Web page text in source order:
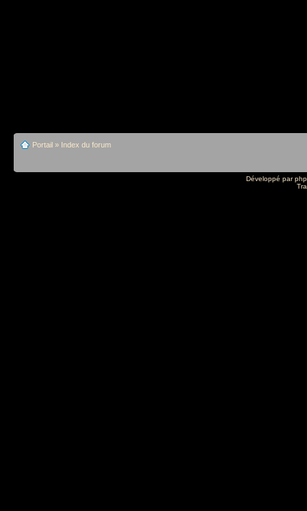
Portail » Index du forum
Développé par